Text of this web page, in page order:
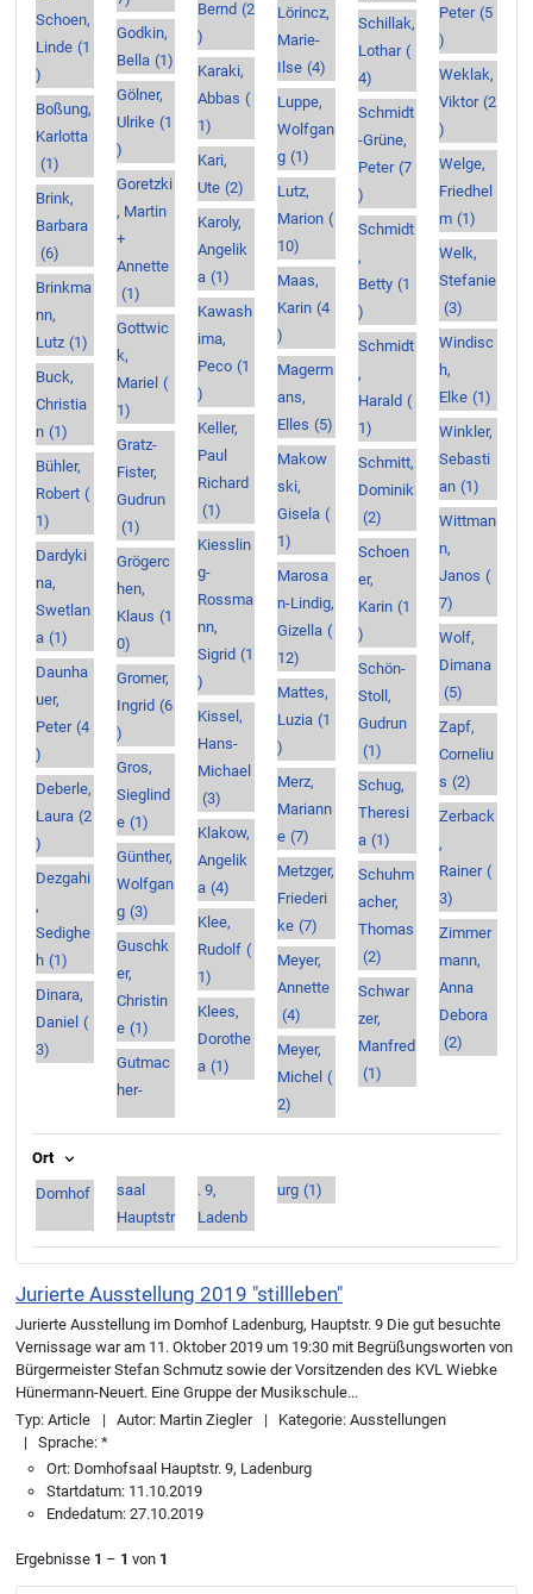
Schoen,
Linde (1
)
Boßung,
Karlotta
(1)
Brink,
Barbara
(6)
Brinkma
nn,
Lutz (1)
Buck,
Christia
n (1)
Bühler,
Robert (
1)
Dardyki
na,
Swetlan
a (1)
Daunha
uer,
Peter (4
)
Deberle,
Laura (2
)
Dezgahi
,
Sedighe
h (1)
Dinara,
Daniel (
3)
Godkin,
Bella (1)
Gölner,
Ulrike (1
)
Goretzki
, Martin
+
Annette
(1)
Gottwic
k,
Mariel (
1)
Gratz-
Fister,
Gudrun
(1)
Grögerc
hen,
Klaus (1
0)
Gromer,
Ingrid (6
)
Gros,
Sieglind
e (1)
Günther,
Wolfgan
g (3)
Guschk
er,
Christin
e (1)
Gutmac
her-
Bernd (2
)
Karaki,
Abbas (
1)
Kari,
Ute (2)
Karoly,
Angelik
a (1)
Kawash
ima,
Peco (1
)
Keller,
Paul
Richard
(1)
Kiesslin
g-
Rossma
nn,
Sigrid (1
)
Kissel,
Hans-
Michael
(3)
Klakow,
Angelik
a (4)
Klee,
Rudolf (
1)
Klees,
Dorothe
a (1)
Lörincz,
Marie-
Ilse (4)
Luppe,
Wolfgan
g (1)
Lutz,
Marion (
10)
Maas,
Karin (4
)
Magerm
ans,
Elles (5)
Makow
ski,
Gisela (
1)
Marosa
n-Lindig,
Gizella (
12)
Mattes,
Luzia (1
)
Merz,
Mariann
e (7)
Metzger,
Friederi
ke (7)
Meyer,
Annette
(4)
Meyer,
Michel (
2)
Schillak,
Lothar (
4)
Schmidt
-Grüne,
Peter (7
)
Schmidt
,
Betty (1
)
Schmidt
,
Harald (
1)
Schmitt,
Dominik
(2)
Schoen
er,
Karin (1
)
Schön-
Stoll,
Gudrun
(1)
Schug,
Theresi
a (1)
Schuhm
acher,
Thomas
(2)
Schwar
zer,
Manfred
(1)
Peter (5
)
Weklak,
Viktor (2
)
Welge,
Friedhel
m (1)
Welk,
Stefanie
(3)
Windisc
h,
Elke (1)
Winkler,
Sebasti
an (1)
Wittman
n,
Janos (
7)
Wolf,
Dimana
(5)
Zapf,
Corneliu
s (2)
Zerback
,
Rainer (
3)
Zimmer
mann,
Anna
Debora
(2)
Ort
Domhof
saal
Hauptstr
. 9,
Ladenb
urg (1)
Jurierte Ausstellung 2019 "stillleben"
Jurierte Ausstellung im Domhof Ladenburg, Hauptstr. 9 Die gut besuchte
Vernissage war am 11. Oktober 2019 um 19:30 mit Begrüßungsworten von
Bürgermeister Stefan Schmutz sowie der Vorsitzenden des KVL Wiebke
Hünermann-Neuert. Eine Gruppe der Musikschule...
Typ: Article Autor: Martin Ziegler Kategorie: Ausstellungen
Sprache: *
Ort: Domhofsaal Hauptstr. 9, Ladenburg
Startdatum: 11.10.2019
Endedatum: 27.10.2019
Ergebnisse 1 – 1 von 1